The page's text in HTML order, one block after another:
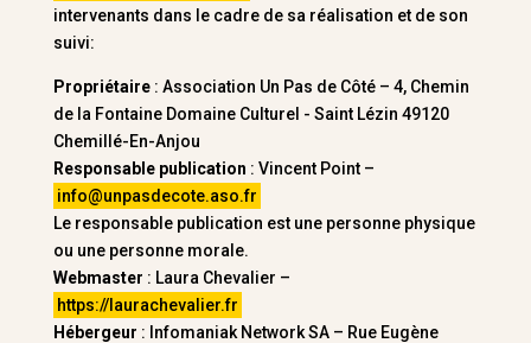
intervenants dans le cadre de sa réalisation et de son
suivi:
Propriétaire: Association Un Pas de Côté – 4, Chemin
de la Fontaine Domaine Culturel - Saint Lézin 49120
Chemillé-En-Anjou
Responsable publication : Vincent Point –
info@unpasdecote.aso.fr
Le responsable publication est une personne physique
ou une personne morale.
Webmaster : Laura Chevalier –
https://laurachevalier.fr
Hébergeur : Infomaniak Network SA – Rue Eugène